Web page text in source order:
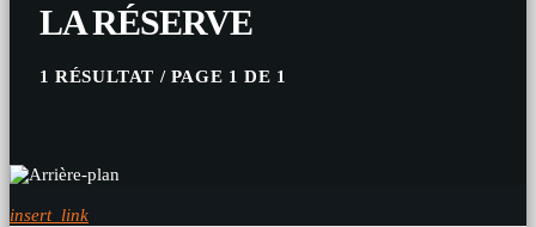
LA RÉSERVE
1 RÉSULTAT / PAGE 1 DE 1
insert_link